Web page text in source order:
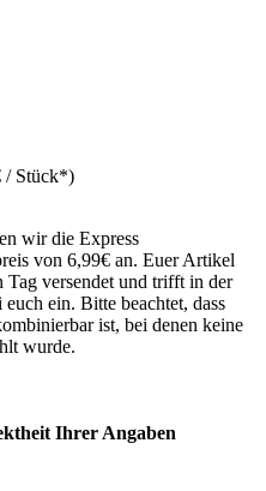
/ Stück*)
wir die Express
von 6,99€ an. Euer Artikel
Tag versendet und trifft in der
ein. Bitte beachtet, dass
ist, bei denen keine
wurde.
Ihrer Angaben